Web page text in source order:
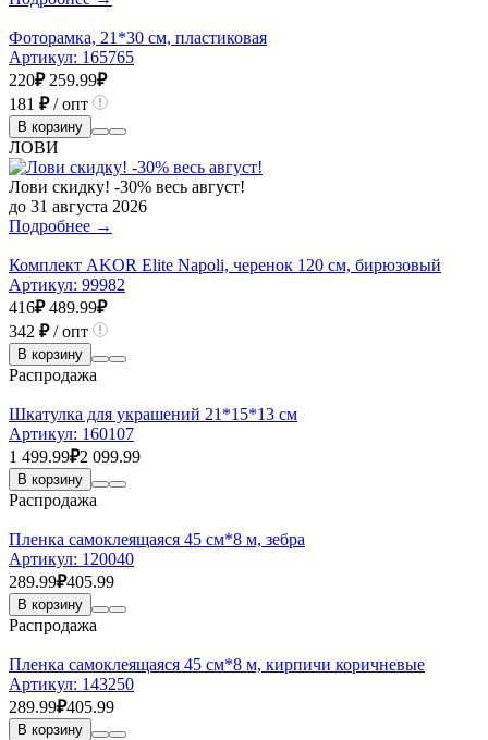
Фоторамка, 21*30 см, пластиковая
Артикул: 165765
220₽ 259.99₽
181 ₽/ опт
В корзину
ЛОВИ
Лови скидку! -30% весь август!
до 31 августа 2026
Подробнее →
Комплект AKOR Elite Napoli, черенок 120 см, бирюзовый
Артикул: 99982
416₽ 489.99₽
342 ₽/ опт
В корзину
Распродажа
Шкатулка для украшений 21*15*13 см
Артикул: 160107
1 499.99₽2 099.99
В корзину
Распродажа
Пленка самоклеящаяся 45 см*8 м, зебра
Артикул: 120040
289.99₽405.99
В корзину
Распродажа
Пленка самоклеящаяся 45 см*8 м, кирпичи коричневые
Артикул: 143250
289.99₽405.99
В корзину